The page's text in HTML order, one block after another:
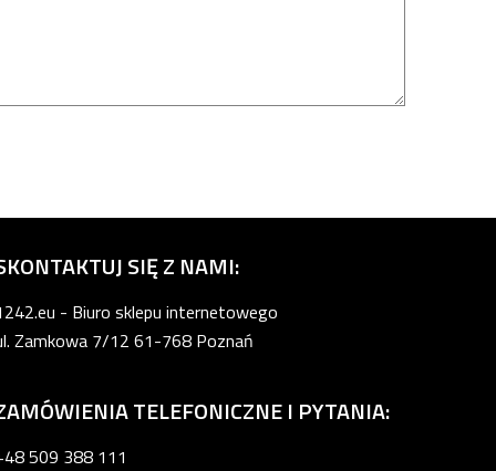
SIĘ Z NAMI:
- Biuro sklepu internetowego
Zamkowa 7/12 61-768 Poznań
TELEFONICZNE I PYTANIA:
509 388 111